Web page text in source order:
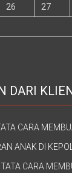
26 27
DARI
CARA
ANAK DI
TATA CARA